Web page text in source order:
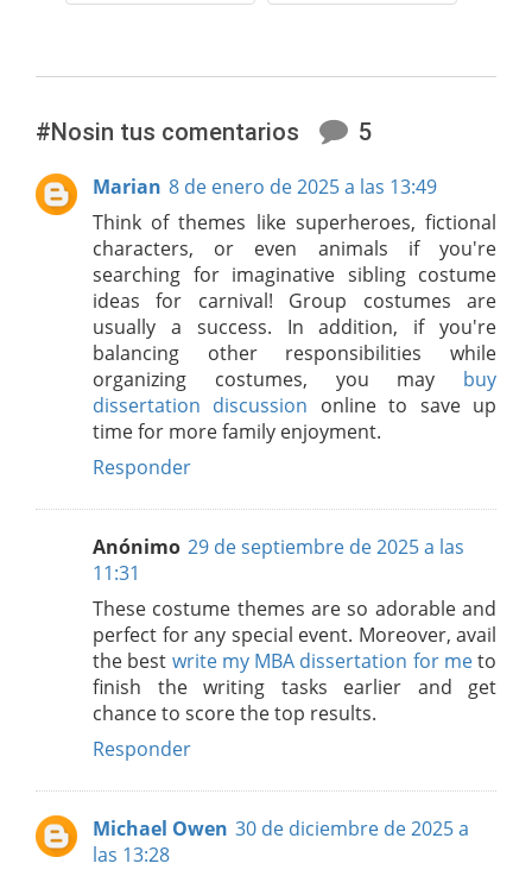
#Nosin tus comentarios 5
Marian 8 de enero de 2025 a las 13:49
Think of themes like superheroes, fictional
characters, or even animals if you're
searching for imaginative sibling costume
ideas for carnival! Group costumes are
usually a success. In addition, if you're
balancing other responsibilities while
organizing costumes, you may buy
dissertation discussion online to save up
time for more family enjoyment.
Responder
Anónimo 29 de septiembre de 2025 a las
11:31
These costume themes are so adorable and
perfect for any special event. Moreover, avail
the best write my MBA dissertation for meto
finish the writing tasks earlier and get
chance to score the top results.
Responder
Michael Owen 30 de diciembre de 2025 a
las 13:28